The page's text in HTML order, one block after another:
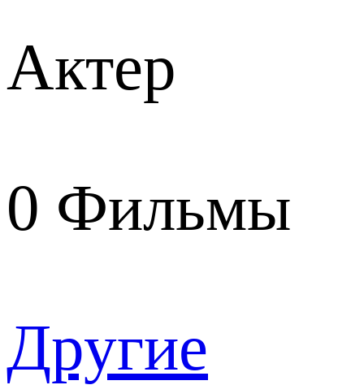
Актер
0 Фильмы
Другие